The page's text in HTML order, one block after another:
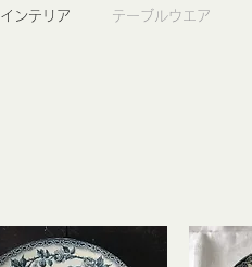
インテリア テーブルウエア